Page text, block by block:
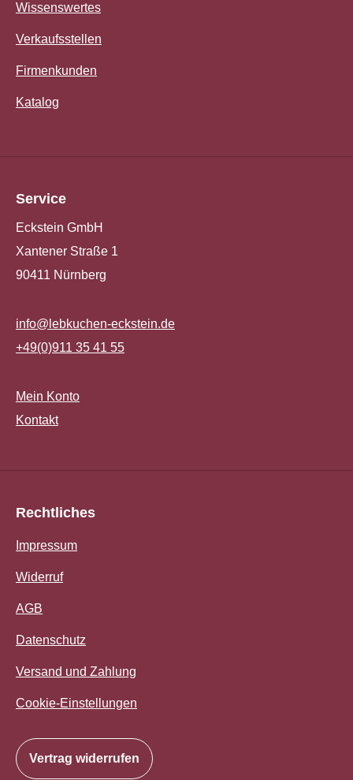
Wissenswertes
Verkaufsstellen
Firmenkunden
Katalog
Service
Eckstein GmbH
Xantener Straße 1
90411 Nürnberg
info@lebkuchen-eckstein.de
+49(0)911 35 41 55
Mein Konto
Kontakt
Rechtliches
Impressum
Widerruf
AGB
Datenschutz
Versand und Zahlung
Cookie-Einstellungen
Vertrag widerrufen